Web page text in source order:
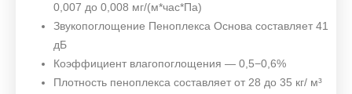
0,007 до 0,008 мг/(м*час*Па)
Звукопоглощение Пеноплекса Основа составляет 41
дБ
Коэффициент влагопоглощения — 0,5−0,6%
Плотность пеноплекса составляет от 28 до 35 кг/ м³